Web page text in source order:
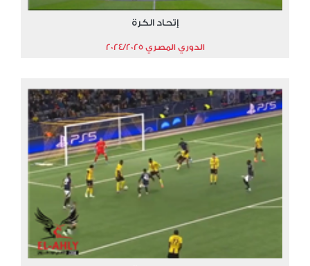
إتحاد الكرة
الدوري المصري 2024/2025